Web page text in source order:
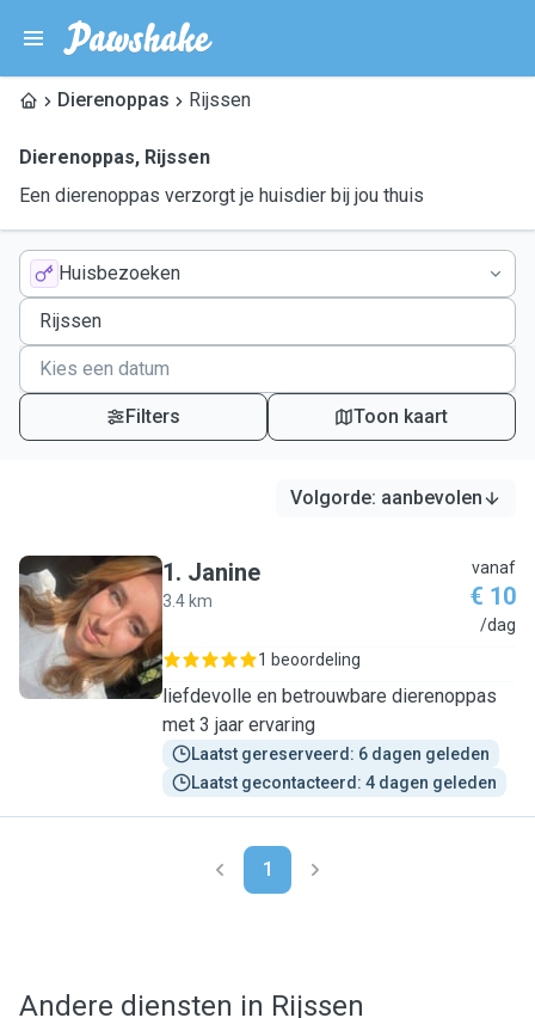
Dierenoppas Rijssen
Dierenoppas, Rijssen
Een dierenoppas verzorgt je huisdier bij jou thuis
Huisbezoeken
Filters Toon kaart
Volgorde: aanbevolen
J
1. Janine
3.4 km
vanaf
€ 10
/dag
1 beoordeling
liefdevolle en betrouwbare dierenoppas
met 3 jaar ervaring
Laatst gereserveerd: 6 dagen geleden
Laatst gecontacteerd: 4 dagen geleden
1
Andere diensten in Rijssen